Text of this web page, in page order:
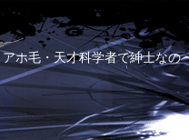
ホ毛・天才科学者で紳士なの